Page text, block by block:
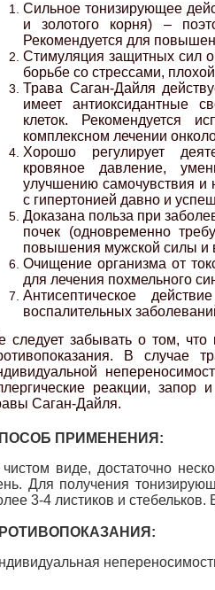
Сильное тонизирующее
и золотого корня) –
Рекомендуется для
Стимуляция защитных сил
борьбе со стрессами,
Трава Саган-Дайля
имеет антиоксидантные
клеток. Рекомендуется
комплексном лечении
Хорошо регулирует
кровяное давление,
улучшению самочувствия и
с гипертонией давно и
Доказана польза при
почек (одновременно
повышения мужской силы и
Очищение организма от
для лечения похмельного
Антисептическое
воспалительных
следует забывать о том,
В случае
реакции, запор
Саган-Дайля.
ПРИМЕНЕНИЯ:
виде, достаточно
Для получения
3-4 листиков и